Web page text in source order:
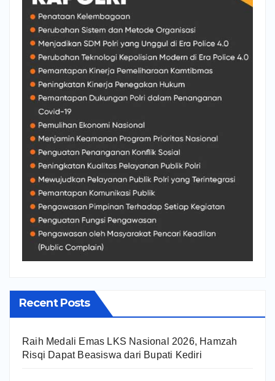
Recent Posts
Raih Medali Emas LKS Nasional 2026, Hamzah
Risqi Dapat Beasiswa dari Bupati Kediri